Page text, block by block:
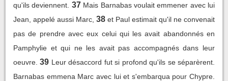
qu'ils deviennent. 37 Mais Barnabas voulait emmener avec lui
Jean, appelé aussi Marc, 38 et Paul estimait qu'il ne convenait
pas de prendre avec eux celui qui les avait abandonnés en
Pamphylie et qui ne les avait pas accompagnés dans leur
oeuvre. 39 Leur désaccord fut si profond qu'ils se séparèrent.
Barnabas emmena Marc avec lui et s'embarqua pour Chypre.